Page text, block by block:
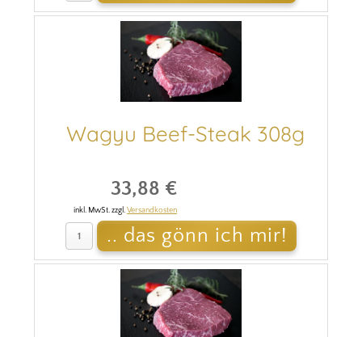
Wagyu Beef-Steak 308g
33,88 €
inkl. MwSt. zzgl.Versandkosten